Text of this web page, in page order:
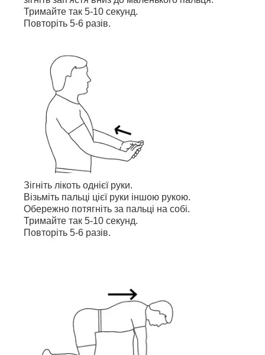
Тримайте так 5-10 секунд.
Повторіть 5-6 разів.
Зігніть лікоть однієї руки.
Візьміть пальці цієї руки іншою рукою.
Обережно потягніть за пальці на собі.
Тримайте так 5-10 секунд.
Повторіть 5-6 разів.